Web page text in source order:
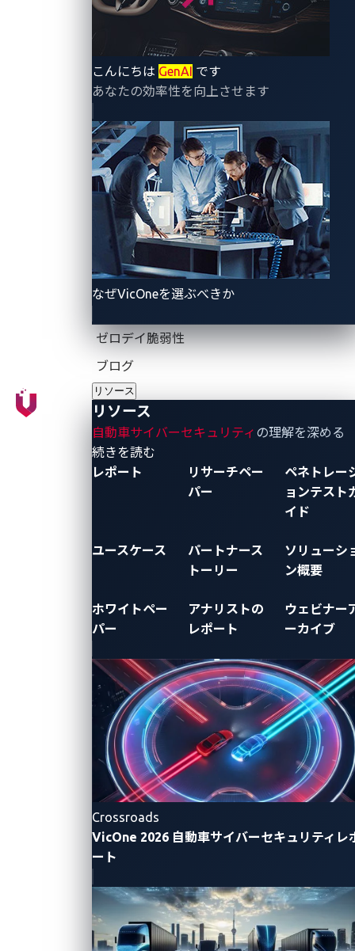
こんにちは GenAI です
あなたの効率性を向上させます
なぜVicOneを選ぶべきか
ゼロデイ脆弱性
ブログ
リソース
リソース
自動車サイバーセキュリティ の理解を深める
続きを読む
レポート
リサーチペー
パー
ペネトレー
ョンテスト
イド
ユースケース
パートナース
トーリー
ソリューシ
ン概要
ホワイトペー
パー
アナリストの
レポート
ウェビナー
ーカイブ
Crossroads
VicOne 2026 自動車サイバーセキュリティレ
ート